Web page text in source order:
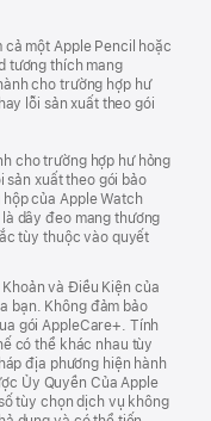
một Apple Pencil hoặc
tương thích mang
cho trường hợp hư
lỗi sản xuất theo gói
cho trường hợp hư hỏng
sản xuất theo gói bảo
của Apple Watch
dây đeo mang thương
tùy thuộc vào quyết
và Điều Kiện của
bạn. Không đảm bảo
gói AppleCare+. Tính
có thể khác nhau tùy
địa phương hiện hành
Ủy Quyền Của Apple
tùy chọn dịch vụ không